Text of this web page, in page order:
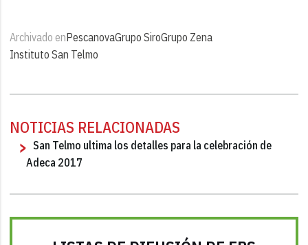
Archivado enPescanovaGrupo SiroGrupo Zena
Instituto San Telmo
NOTICIAS RELACIONADAS
San Telmo ultima los detalles para la celebración de
Adeca 2017